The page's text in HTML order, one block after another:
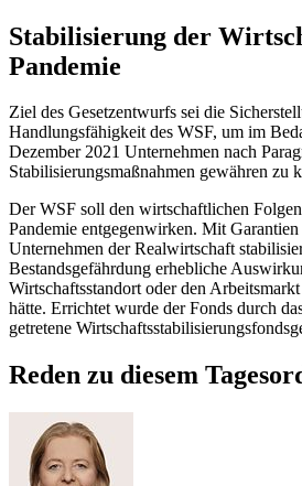
Stabilisierung der
Pandemie
Ziel des Gesetzentwurfs sei die
Handlungsfähigkeit des WSF, um im
Dezember 2021 Unternehmen nach
Stabilisierungsmaßnahmen gewähren zu
Der WSF soll den wirtschaftlichen
Pandemie entgegenwirken. Mit
Unternehmen der Realwirtschaft
Bestandsgefährdung erhebliche
Wirtschaftsstandort oder den
hätte. Errichtet wurde derFonds durch
getretene
Reden zu diesem